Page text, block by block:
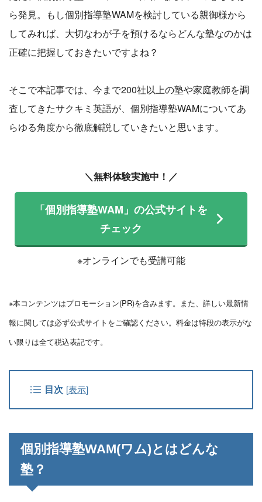
ら発見。もし個別指導塾WAMを検討している親御様から
してみれば、大切なわが子を預けるならどんな塾なのかは
正確に把握しておきたいですよね？
そこで本記事では、今まで200社以上の塾や家庭教師を調
査してきたサクキミ英語が、個別指導塾WAMについてあ
らゆる角度から徹底解説していきたいと思います。
＼無料体験実施中！／
「個別指導塾WAM」の公式サイトを
チェック
※オンラインでも受講可能
※本コンテンツはプロモーション(PR)を含みます。また、詳しい最新情
報に関しては必ず公式サイトをご確認ください。料金は特段の表示がな
い限りは全て税込表記です。
目次 [表示]
個別指導塾WAM(ワム)とはどんな
塾？